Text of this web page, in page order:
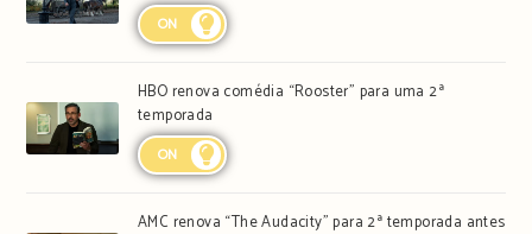
ON
HBO renova comédia “Rooster” para uma 2ª
temporada
ON
AMC renova “The Audacity” para 2ª temporada antes